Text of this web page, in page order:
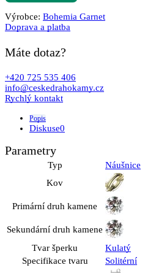
Výrobce: Bohemia Garnet
Doprava a platba
Máte dotaz?
+420 725 535 406
info@ceskedrahokamy.cz
Rychlý kontakt
Popis
Diskuse0
Parametry
Typ
Náušnice
Kov
Primární druh kamene
Sekundární druh kamene
Tvar šperku
Kulatý
Specifikace tvaru
Solitérní